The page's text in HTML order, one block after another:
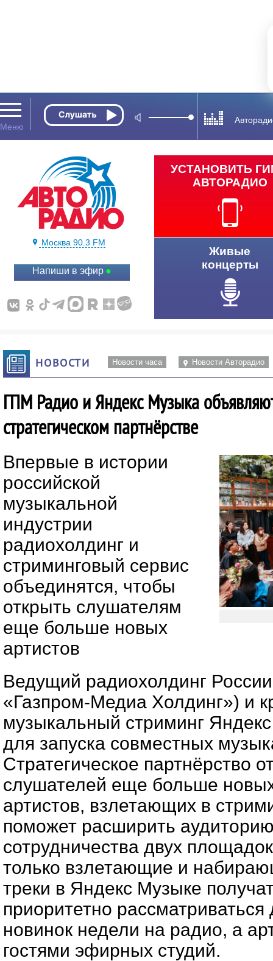
Москва 90.3 FM
Напиши в эфир
УСТАНОВИТЬ
АВТОРАДИО
Живые
концерты
НОВОСТИ Новости часа Новости Авторадио
ГПМ Радио и Яндекс Музыка
стратегическом партнёрстве
Впервые в истории
российской
музыкальной
индустрии
радиохолдинг и
стриминговый сервис
объединятся, чтобы
открыть слушателям
еще больше новых
артистов
Ведущий радиохолдинг
«Газпром-Медиа Холдинг») и
музыкальный стриминг
для запуска совместных
Стратегическое партнёрство
слушателей еще больше
артистов, взлетающих в
поможет расширить
сотрудничества двух
только взлетающие и
треки в Яндекс Музыке
приоритетно
новинок недели на радио, а
гостями эфирных студий.